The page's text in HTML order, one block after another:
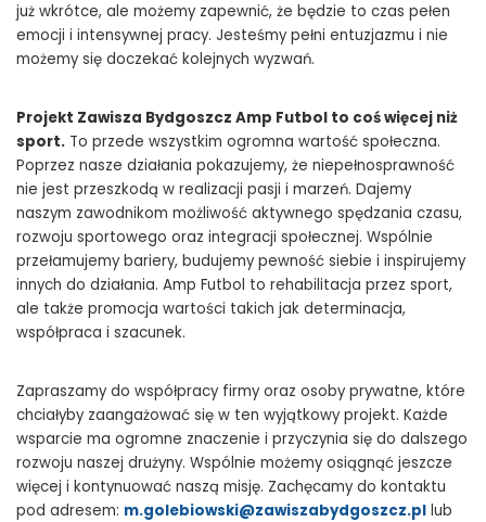
już wkrótce, ale możemy zapewnić, że będzie to czas pełen
emocji i intensywnej pracy. Jesteśmy pełni entuzjazmu i nie
możemy się doczekać kolejnych wyzwań.
Projekt Zawisza Bydgoszcz Amp Futbol to coś więcej niż
sport. To przede wszystkim ogromna wartość społeczna.
Poprzez nasze działania pokazujemy, że niepełnosprawność
nie jest przeszkodą w realizacji pasji i marzeń. Dajemy
naszym zawodnikom możliwość aktywnego spędzania czasu,
rozwoju sportowego oraz integracji społecznej. Wspólnie
przełamujemy bariery, budujemy pewność siebie i inspirujemy
innych do działania. Amp Futbol to rehabilitacja przez sport,
ale także promocja wartości takich jak determinacja,
współpraca i szacunek.
Zapraszamy do współpracy firmy oraz osoby prywatne, które
chciałyby zaangażować się w ten wyjątkowy projekt. Każde
wsparcie ma ogromne znaczenie i przyczynia się do dalszego
rozwoju naszej drużyny. Wspólnie możemy osiągnąć jeszcze
więcej i kontynuować naszą misję. Zachęcamy do kontaktu
pod adresem: m.golebiowski@zawiszabydgoszcz.pl lub